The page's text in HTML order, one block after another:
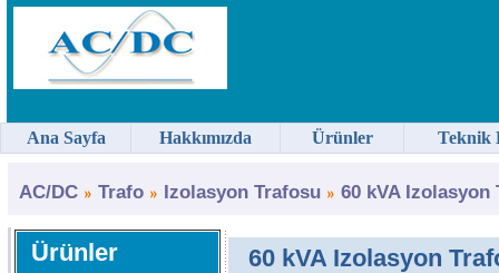
AC/DC Trafo Izolasyon Trafosu 60 kVA Izolasyon
Ürünler 60 kVA Izolasyon
Ana Sayfa Hakkımızda Ürünler Teknik